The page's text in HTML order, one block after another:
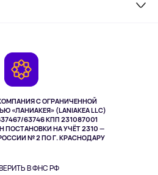
С ОГРАНИЧЕННОЙ
«ЛАНИАКЕЯ» (LANIAKEA LLC)
63746 КПП 231087001
ПОСТАНОВКИ НА УЧЁТ 2310 —
№ 2 ПО Г. КРАСНОДАРУ
В ФНС РФ